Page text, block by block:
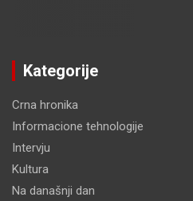
Kategorije
Crna hronika
Informacione tehnologije
Intervju
Kultura
Na današnji dan